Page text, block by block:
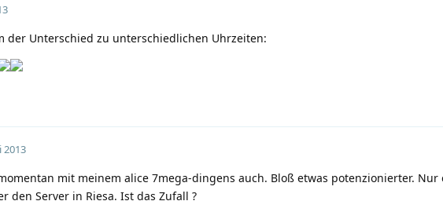
der Unterschied zu unterschiedlichen Uhrzeiten:
2013
mit meinem alice 7mega-dingens auch. Bloß etwas potenzionierter. Nur
den Server in Riesa. Ist das Zufall ?